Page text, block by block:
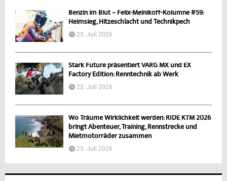
Benzin im Blut – Felix-Melnikoff-Kolumne #59:
Heimsieg, Hitzeschlacht und Technikpech
23. Juli 2026
Stark Future präsentiert VARG MX und EX
Factory Edition: Renntechnik ab Werk
23. Juli 2026
Wo Träume Wirklichkeit werden: RIDE KTM 2026
bringt Abenteuer, Training, Rennstrecke und
Mietmotorräder zusammen
23. Juli 2026